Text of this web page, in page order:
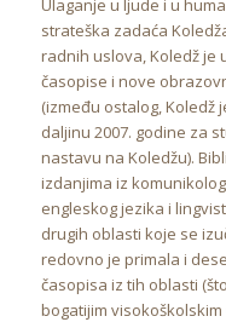
Ulaganje u ljude i u
strateška zadaća
radnih uslova, Koledž je
časopise i nove
(između ostalog, Koledž
daljinu 2007. godine za
nastavu na Koledžu).
izdanjima iz
engleskog jezika i
drugih oblasti koje se
redovno je primala i
časopisa iz tih oblasti
bogatijim